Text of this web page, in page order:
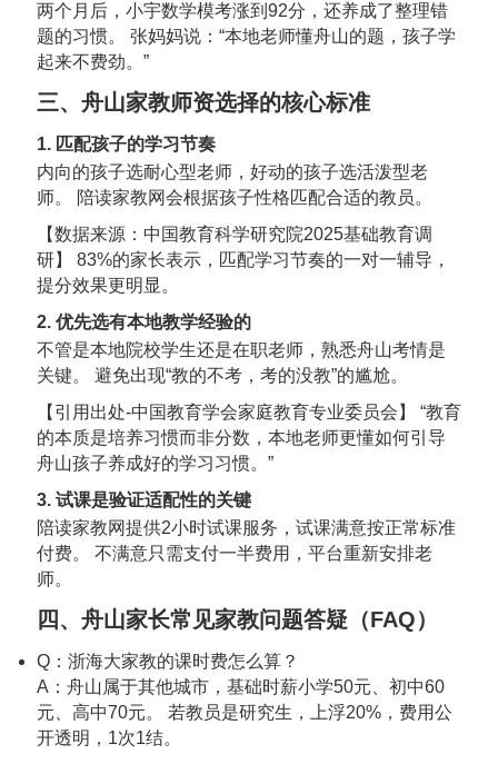
两个月后，小宇数学模考涨到92分，还养成了整理错
题的习惯。 张妈妈说：“本地老师懂舟山的题，孩子学
起来不费劲。”
三、舟山家教师资选择的核心标准
1. 匹配孩子的学习节奏
内向的孩子选耐心型老师，好动的孩子选活泼型老
师。 陪读家教网会根据孩子性格匹配合适的教员。
【数据来源：中国教育科学研究院2025基础教育调
研】 83%的家长表示，匹配学习节奏的一对一辅导，
提分效果更明显。
2. 优先选有本地教学经验的
不管是本地院校学生还是在职老师，熟悉舟山考情是
关键。 避免出现“教的不考，考的没教”的尴尬。
【引用出处-中国教育学会家庭教育专业委员会】 “教育
的本质是培养习惯而非分数，本地老师更懂如何引导
舟山孩子养成好的学习习惯。”
3. 试课是验证适配性的关键
陪读家教网提供2小时试课服务，试课满意按正常标准
付费。 不满意只需支付一半费用，平台重新安排老
师。
四、舟山家长常见家教问题答疑（FAQ）
Q：浙海大家教的课时费怎么算？
A：舟山属于其他城市，基础时薪小学50元、初中60
元、高中70元。 若教员是研究生，上浮20%，费用公
开透明，1次1结。